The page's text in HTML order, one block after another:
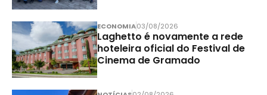
ECONOMIA03/08/2026
Laghetto é novamente a rede
hoteleira oficial do Festival de
Cinema de Gramado